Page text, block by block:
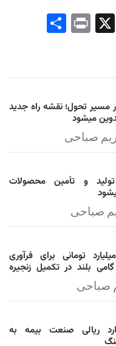
Tel
Pri
تحول؛ نقشه راه جدید
میشود
صباحی
و تأمین محصولات
صباحی
۲ هزار میلیارد تومانی برای فرآوری
بلند در تکمیل زنجیره
صباحی
میلیارد ریالی صنعت بیمه به